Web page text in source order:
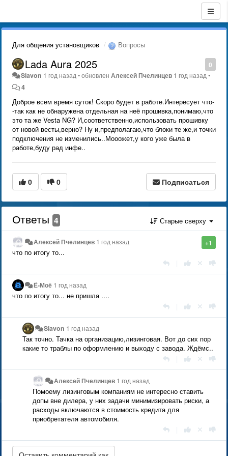
Для общения установщиков Вопросы
0
Lada Aura 2025
Slavon 1 год назад •обновленАлексей Пчелинцев 1 год назад •
4
Доброе всем время суток! Скоро будет в работе.Интересует что-
-так как не обнаружена отдельная на неё прошивка,понимаю,что
это та же Vesta NG? И,соответственно,использовать прошивку
от новой весты,верно? Ну и,предполагаю,что блоки те же,и точки
подключения не изменились..Мооожет,у кого уже была в
работе,буду рад инфе..
0 0 Подписаться
Ответы 4 Старые сверху
+1
Алексей Пчелинцев 1 год назад
что по итогу то...
Ё-Моё 1 год назад
что по итогу то... не пришла ....
Slavon 1 год назад
Так точно. Тачка на организацию,лизинговая. Вот до сих пор
какие то траблы по оформлению и выходу с завода. Ждёмс..
Алексей Пчелинцев 1 год назад
Помоему лизинговым компаниям не интересно ставить
допы вне дилера, у них задачи минимизировать риски, а
расходы включаются в стоимость кредита для
приобретателя автомобиля.